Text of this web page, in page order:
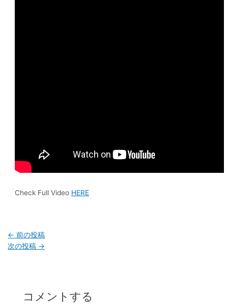
Check Full Video HERE
← 前の投稿
次の投稿 →
コメントする